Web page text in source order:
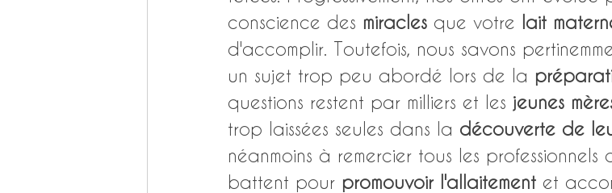
conscience des miracles que votre lait
d'accomplir. Toutefois, nous savons
un sujet trop peu abordé lors de la
questions restent par milliers et les jeunes
trop laissées seules dans la découverte de
néanmoins à remercier tous les
battent pour promouvoir l'allaitement et